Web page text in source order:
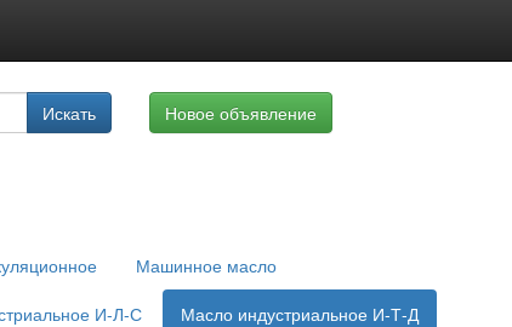
Искать Новое объявление
Машинное масло
И-Л-С
Масло индустриальное И-Т-Д